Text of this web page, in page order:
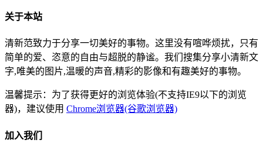
关于本站
清新范致力于分享一切美好的事物。这里没有喧哗烦扰，只有
简单的爱、恣意的自由与超脱的静谧。我们搜集分享小清新文
字,唯美的图片,温暖的声音,精彩的影像和有趣美好的事物。
温馨提示：为了获得更好的浏览体验(不支持IE9以下的浏览
器)，建议使用 Chrome浏览器(谷歌浏览器)
加入我们